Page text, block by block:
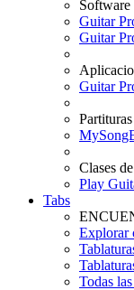
Guitar
Guitar
Guitar
Clases
Play
Tabs
Explorar
Todas